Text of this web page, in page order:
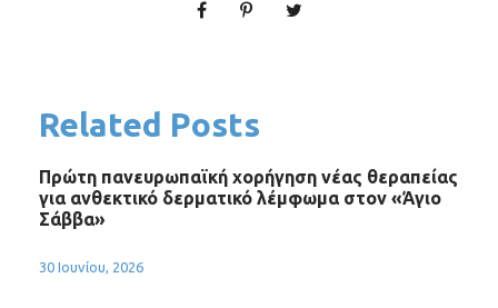
Related Posts
Πρώτη πανευρωπαϊκή χορήγηση νέας θεραπείας
για ανθεκτικό δερματικό λέμφωμα στον «Άγιο
Σάββα»
30 Ιουνίου, 2026